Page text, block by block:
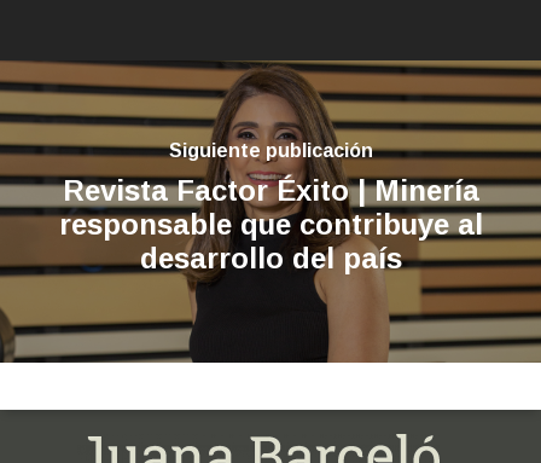
Siguiente publicación
Revista Factor Éxito | Minería
responsable que contribuye al
desarrollo del país